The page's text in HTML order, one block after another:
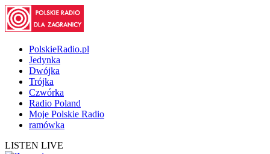
PolskieRadio.pl
Jedynka
Dwójka
Trójka
Czwórka
Radio Poland
Moje Polskie Radio
ramówka
LISTEN LIVE